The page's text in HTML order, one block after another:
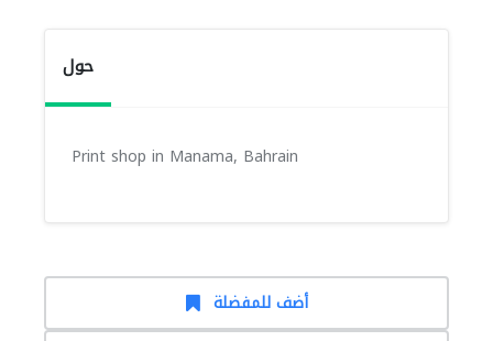
حول
Print shop in Manama, Bahrain
أضف للمفضلة